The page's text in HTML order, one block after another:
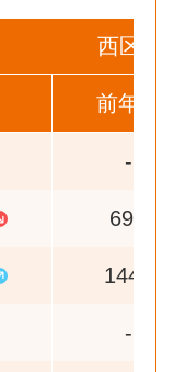
西区
前年比
-
69
144
-